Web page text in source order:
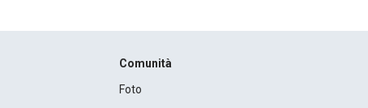
Comunità
Foto